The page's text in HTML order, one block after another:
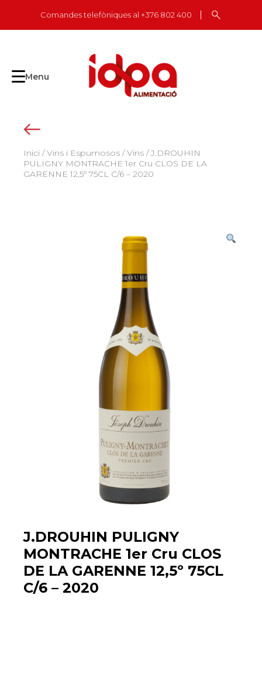
content
Comandes telefòniques al +376 802 400
Menu
Inici /Vins i Espumosos /Vins / J.DROUHIN
PULIGNY MONTRACHE 1er Cru CLOS DE LA
GARENNE 12,5º 75CL C/6 – 2020
J.DROUHIN PULIGNY
MONTRACHE 1er Cru CLOS
DE LA GARENNE 12,5º 75CL
C/6 – 2020